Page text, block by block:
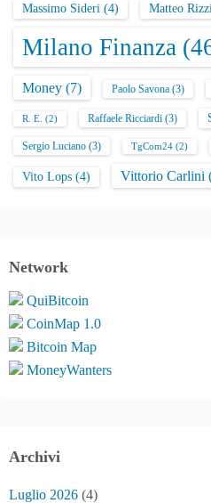
Massimo Sideri (4) Matteo Rizzi
Milano Finanza
Money (7) Paolo Savona (3)
R. E. (2) Raffaele Ricciardi (3)
Sergio Luciano (3) TgCom24 (2)
Vito Lops (4) Vittorio Carlini
Network
QuiBitcoin
CoinMap 1.0
Bitcoin Map
MoneyWanters
Archivi
Luglio 2026 (4)